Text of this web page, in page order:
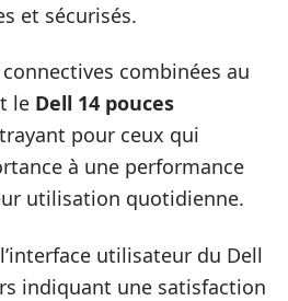
et sécurisés.
combinées au
le Dell 14 pouces
pour ceux qui
à une performance
utilisation quotidienne.
utilisateur du Dell
indiquant une satisfaction